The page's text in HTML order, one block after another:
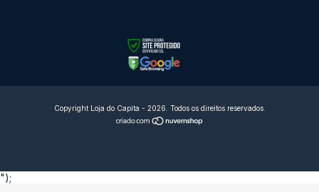
Copyright Loja do Capita - 2026. Todos os direitos reservados.
");